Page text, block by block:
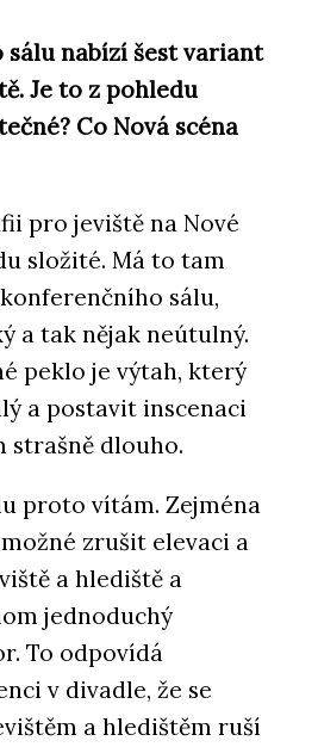
sálu nabízí šest variant
Je to z pohledu
Co Nová scéna
pro jeviště na Nové
složité. Má to tam
sálu,
a tak nějak neútulný.
peklo je výtah, který
a postavit inscenaci
strašně dlouho.
proto vítám. Zejména
zrušit elevaci a
a hlediště a
jednoduchý
To odpovídá
v divadle, že se
a hledištěm ruší